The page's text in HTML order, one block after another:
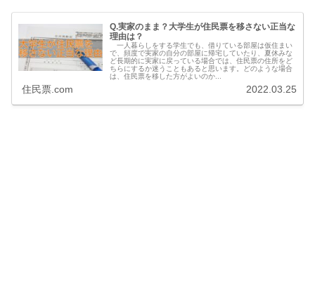
Q.実家のまま？大学生が住民票を移さない正当な
理由は？
一人暮らしをする学生でも、借りている部屋は仮住まい
で、頻度で実家の自分の部屋に帰宅していたり、夏休みな
ど長期的に実家に戻っている場合では、住民票の住所をど
ちらにするか迷うこともあると思います。どのような場合
は、住民票を移した方がよいのか...
住民票.com 2022.03.25